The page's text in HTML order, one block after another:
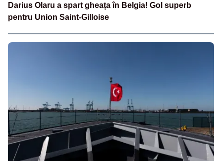
Darius Olaru a spart gheața în Belgia! Gol superb
pentru Union Saint-Gilloise